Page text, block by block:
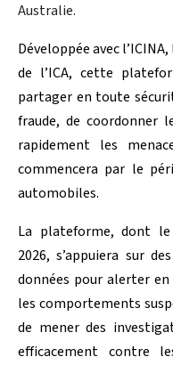
Australie.
Développée avec
de l’ICA, cette
partager en toute
fraude, de coordonner
rapidement les
commencera par le
automobiles.
La plateforme, dont le
2026, s’appuiera sur
données pour alerter
les comportements
de mener des
efficacement contre